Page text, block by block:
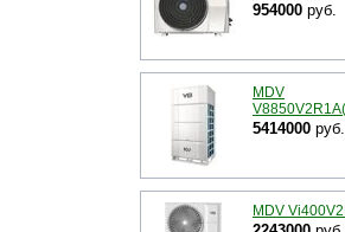
954000 руб.
MDV
5414000 руб.
MDV